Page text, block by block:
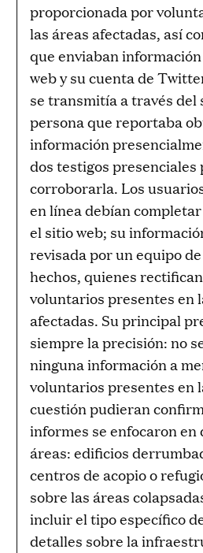
proporcionada por
las áreas afectadas, así
que enviaban
web y su cuenta de
se transmitía a través del
persona que reportaba
información
dos testigos presenciales
corroborarla. Los
en línea debían
el sitio web; su
revisada por un equipo
hechos, quienes
voluntarios presentes en
afectadas. Su principal
siempre la precisión: no
ninguna información a
voluntarios presentes en
cuestión pudieran
informes se enfocaron en
áreas: edificios
centros de acopio o
sobre las áreas
incluir el tipo específico
detalles sobre la